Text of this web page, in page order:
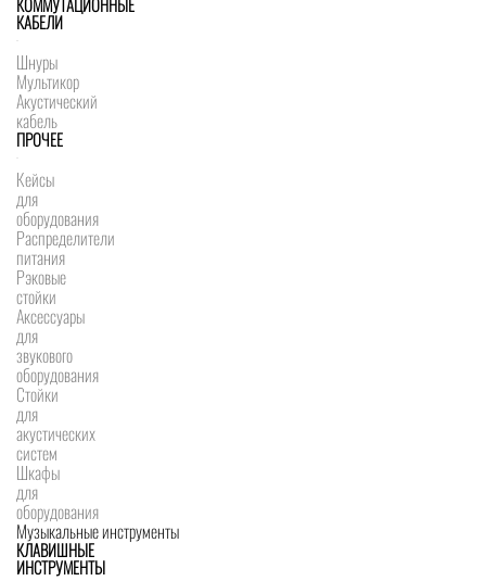
КАБЕЛИ
Шнуры
Мультикор
Акустический
кабель
ПРОЧЕЕ
Кейсы
для
оборудования
Распределители
питания
Рэковые
стойки
Аксессуары
для
звукового
оборудования
Стойки
для
акустических
систем
Шкафы
для
оборудования
Музыкальные инструменты
КЛАВИШНЫЕ
ИНСТРУМЕНТЫ